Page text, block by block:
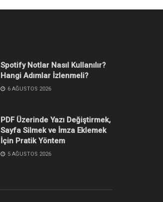
Spotify Notlar Nasıl Kullanılır?
Hangi Adımlar İzlenmeli?
6 AĞUSTOS 2026
PDF Üzerinde Yazı Değiştirmek,
Sayfa Silmek ve İmza Eklemek
İçin Pratik Yöntem
5 AĞUSTOS 2026